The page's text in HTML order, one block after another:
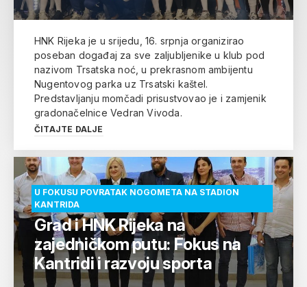
HNK Rijeka je u srijedu, 16. srpnja organizirao
poseban događaj za sve zaljubljenike u klub pod
nazivom Trsatska noć, u prekrasnom ambijentu
Nugentovog parka uz Trsatski kaštel.
Predstavljanju momčadi prisustvovao je i zamjenik
gradonačelnice Vedran Vivoda.
ČITAJTE DALJE
U FOKUSU POVRATAK NOGOMETA NA STADION
KANTRIDA
Grad i HNK Rijeka na
zajedničkom putu: Fokus na
Kantridi i razvoju sporta